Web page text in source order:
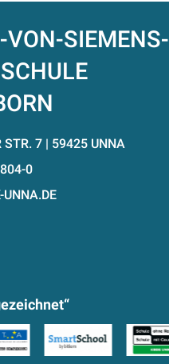
VON-SIEMENS-
STR. 7 | 59425 UNNA
0
UNNA.DE